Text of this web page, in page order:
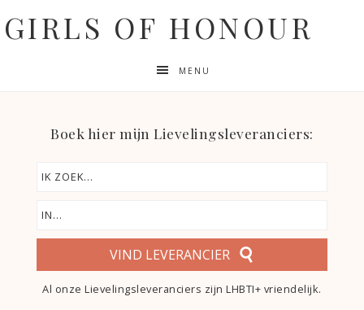
GIRLS OF HONOUR
MENU
Boek hier mijn Lievelingsleveranciers:
VIND LEVERANCIER
Al onze Lievelingsleveranciers zijn LHBTI+ vriendelijk.